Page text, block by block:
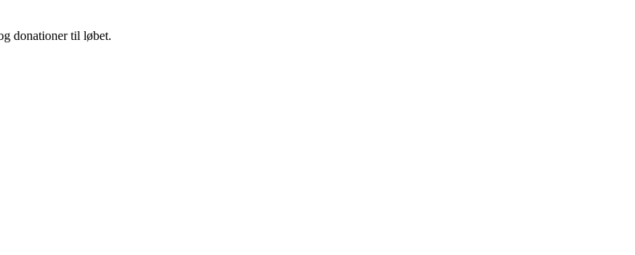
donationer til løbet.